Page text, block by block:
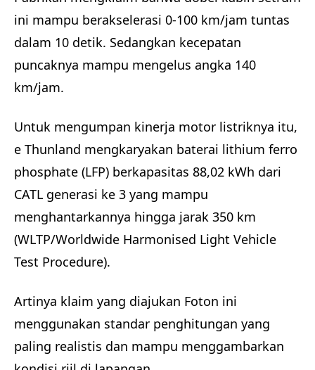
ini mampu berakselerasi 0-100 km/jam tuntas
dalam 10 detik. Sedangkan kecepatan
puncaknya mampu mengelus angka 140
km/jam.
Untuk mengumpan kinerja motor listriknya itu,
e Thunland mengkaryakan baterai lithium ferro
phosphate (LFP) berkapasitas 88,02 kWh dari
CATL generasi ke 3 yang mampu
menghantarkannya hingga jarak 350 km
(WLTP/Worldwide Harmonised Light Vehicle
Test Procedure).
Artinya klaim yang diajukan Foton ini
menggunakan standar penghitungan yang
paling realistis dan mampu menggambarkan